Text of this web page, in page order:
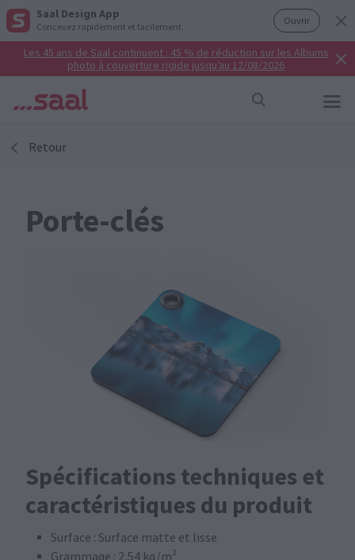
Saal Design App
Concevez rapidement et facilement. Ouvrir
Les 45 ans de Saal continuent : 45 % de réduction sur les Albums
photo à couverture rigide jusqu’au 12/08/2026
Retour
Porte-clés
Spécifications techniques et
caractéristiques du produit
Surface : Surface matte et lisse
Grammage : 2,54 kg/m²